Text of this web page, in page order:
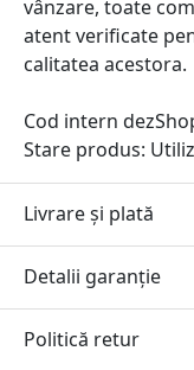
vânzare, toate
atent verificate
calitatea acestora.
Cod intern
Stare produs:
Livrare și plată
Detalii garanție
Politică retur